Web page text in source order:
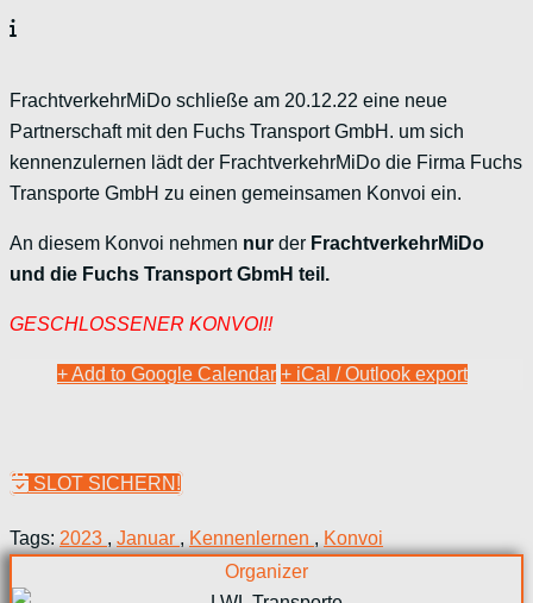
FrachtverkehrMiDo schließe am 20.12.22 eine neue
Partnerschaft mit den Fuchs Transport GmbH. um sich
kennenzulernen lädt der FrachtverkehrMiDo die Firma Fuchs
Transporte GmbH zu einen gemeinsamen Konvoi ein.
An diesem Konvoi nehmen nur der FrachtverkehrMiDo
und die Fuchs Transport GbmH teil.
GESCHLOSSENER KONVOI!!
+ Add to Google Calendar + iCal / Outlook export
SLOT SICHERN!
Tags: 2023 , Januar , Kennenlernen , Konvoi
Organizer